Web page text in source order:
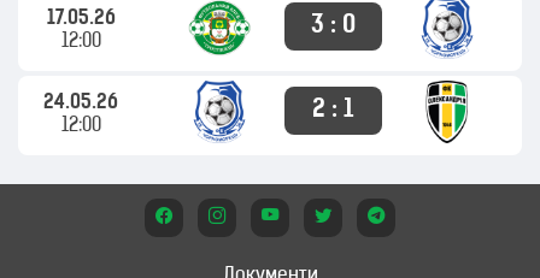
17.05.26
12:00
3 : 0
24.05.26
12:00
2 : 1